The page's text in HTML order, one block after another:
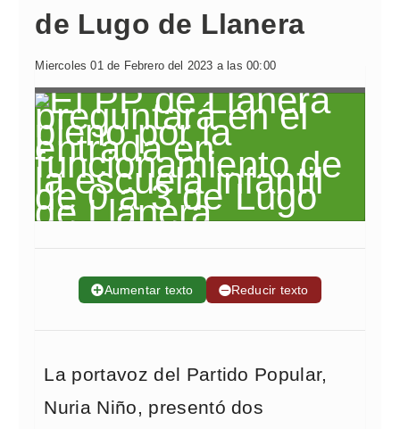
de Lugo de Llanera
Miercoles 01 de Febrero del 2023 a las 00:00
➕Aumentar texto ➖Reducir texto
La portavoz del Partido Popular,
Nuria Niño, presentó dos